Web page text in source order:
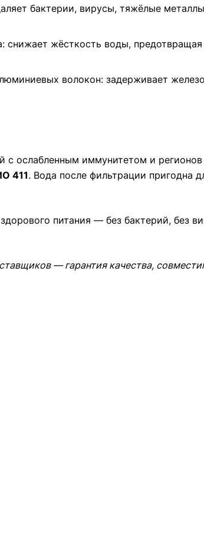
бактерии, вирусы, тяжёлые
жёсткость воды, предотвращая
волокон: задерживает
с ослабленным иммунитетом и регионов
411. Вода после фильтрации пригодна
питания — без бактерий, без
— гарантия качества,